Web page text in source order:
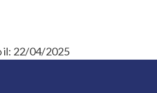
il: 22/04/2025